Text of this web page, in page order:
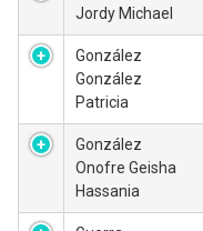
Jordy Michael
González
González
Patricia
González
Onofre Geisha
Hassania